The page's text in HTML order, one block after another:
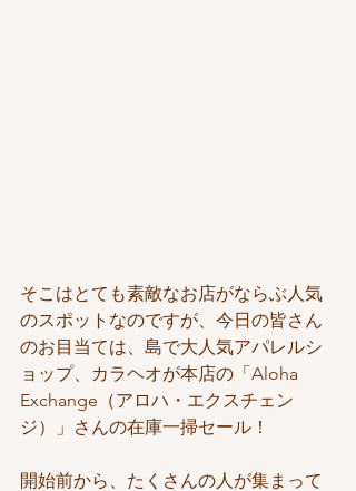
そこはとても素敵なお店がならぶ人気
のスポットなのですが、今日の皆さん
のお目当ては、島で大人気アパレルシ
ョップ、カラヘオが本店の「Aloha
Exchange（アロハ・エクスチェン
ジ）」さんの在庫一掃セール！
開始前から、たくさんの人が集まって